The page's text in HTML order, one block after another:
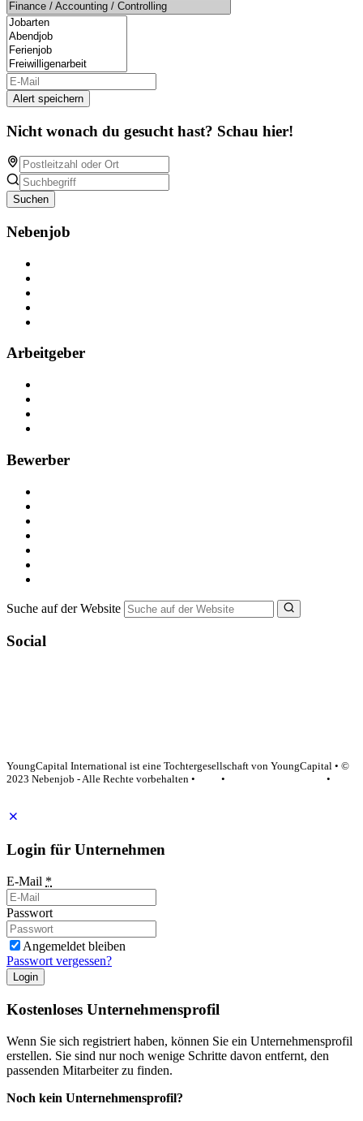
Alert speichern
Nicht wonach du gesucht hast? Schau hier!
Suchen
Nebenjob
Arbeitgeber
Bewerber
Suche auf der Website
Social
YoungCapital International ist eine Tochtergesellschaft von YoungCapital • ©
2023 Nebenjob - Alle Rechte vorbehalten •
•
•
Login für Unternehmen
E-Mail *
Passwort
Angemeldet bleiben
Passwort vergessen?
Login
Kostenloses Unternehmensprofil
Wenn Sie sich registriert haben, können Sie ein Unternehmensprofil
erstellen. Sie sind nur noch wenige Schritte davon entfernt, den
passenden Mitarbeiter zu finden.
Noch kein Unternehmensprofil?